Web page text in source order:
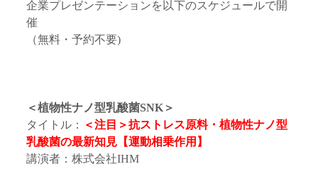
企業プレゼンテーションを以下のスケジュールで開
催
（無料・予約不要)
＜植物性ナノ型乳酸菌SNK ＞
タイトル：
＜注目＞抗ストレス原料・植物性ナノ型
乳酸菌の最新知見【運動相乗作用】
講演者：株式会社IHM